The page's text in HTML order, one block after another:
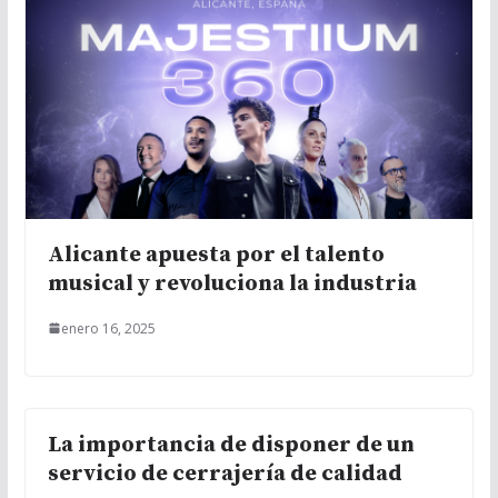
Alicante apuesta por el talento
musical y revoluciona la industria
enero 16, 2025
La importancia de disponer de un
servicio de cerrajería de calidad